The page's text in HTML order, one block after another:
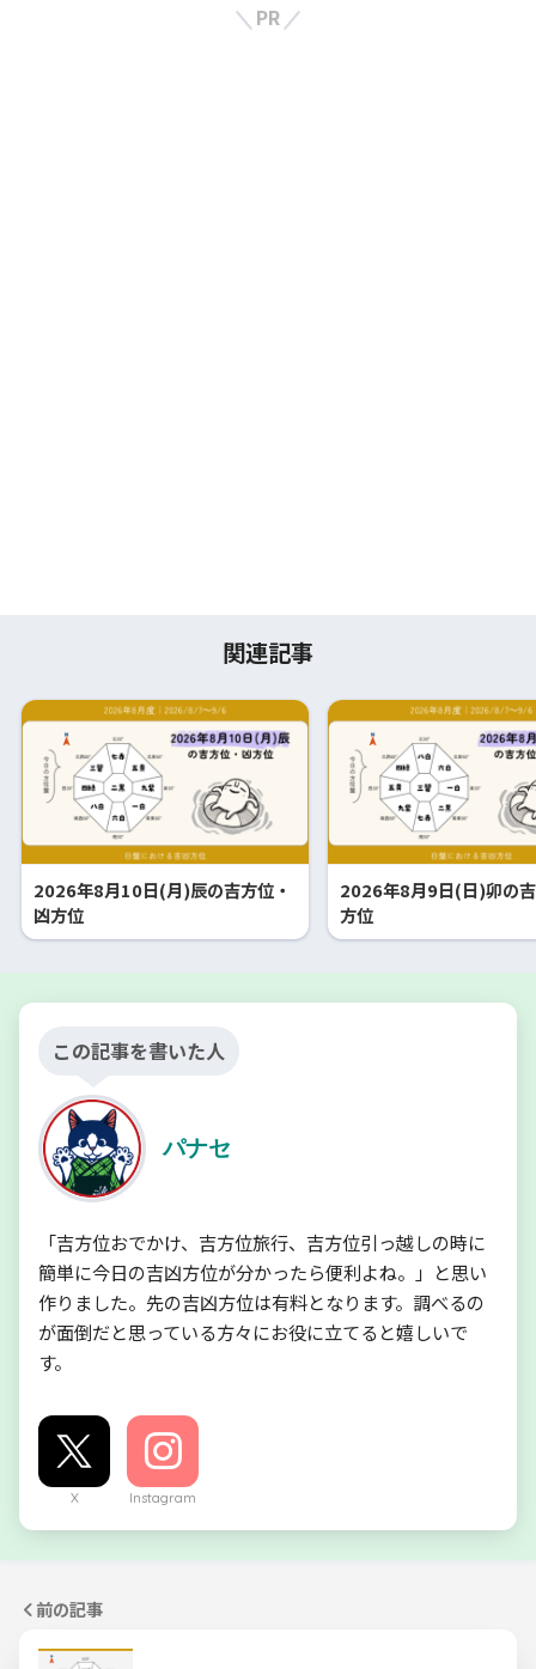
PR
関連記事
2026年8月10日(月)辰の吉方位・
凶方位
2026年8月9日(日)卯の
方位
この記事を書いた人
パナセ
「吉方位おでかけ、吉方位旅行、吉方位引っ越しの時に
簡単に今日の吉凶方位が分かったら便利よね。」と思い
作りました。先の吉凶方位は有料となります。調べるの
が面倒だと思っている方々にお役に立てると嬉しいで
す。
X Instagram
前の記事